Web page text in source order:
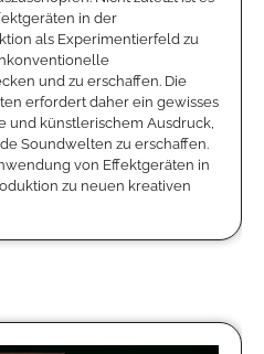
in der
als Experimentierfeld zu
und zu erschaffen. Die
erfordert daher ein gewisses
und künstlerischem Ausdruck,
Soundwelten zu erschaffen.
von Effektgeräten in
zu neuen kreativen